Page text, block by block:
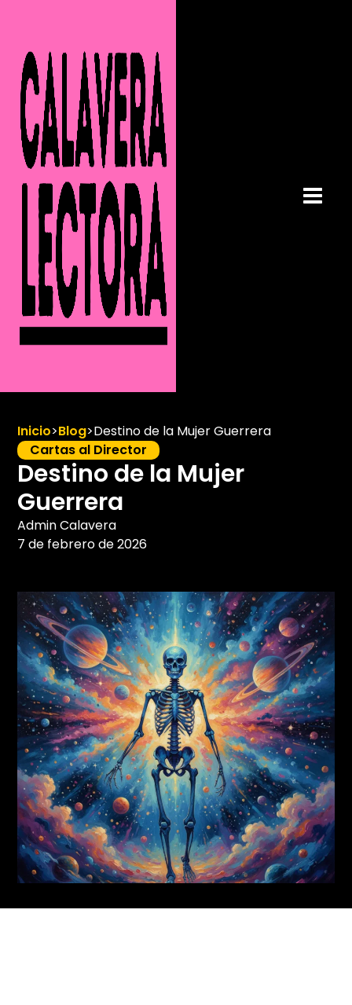
Inicio>Blog>Destino de la Mujer Guerrera
Cartas al Director
Destino de la Mujer
Guerrera
Admin Calavera
7 de febrero de 2026